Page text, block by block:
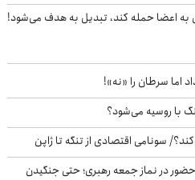
به اعضا حمله کند، تبدیل به هدف می‌شود!
اما سرطان را «نه»!
با روسیه می‌شود؟
سونامی اقتصادی از تنگه تا ژاپن
حضور در نماز جمعه رهبری؛ حتی جنگیدن